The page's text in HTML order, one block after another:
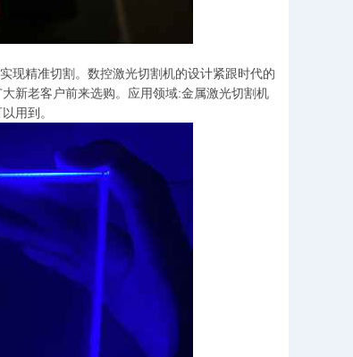
现精准切割。数控激光切割机的设计紧跟时代的
新老客户前来选购。应用领域:金属激光切割机
用到。